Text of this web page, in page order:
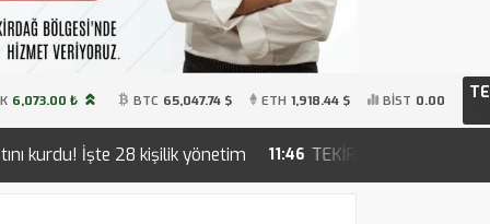
6,073.00 ₺ BTC 65,047.74 $ ETH 1,918.44 $ BİST 0.00
yönetim 11:46 TEKİRDAĞ SAHİLLERİNDE YENİ NESİL